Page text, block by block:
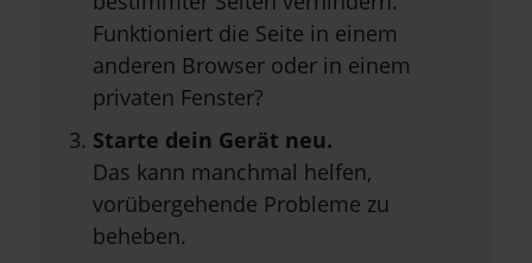
Funktioniert die Seite in einem
anderen Browser oder in einem
privaten Fenster?
Starte dein Gerät neu.
Das kann manchmal helfen,
vorübergehende Probleme zu
beheben.